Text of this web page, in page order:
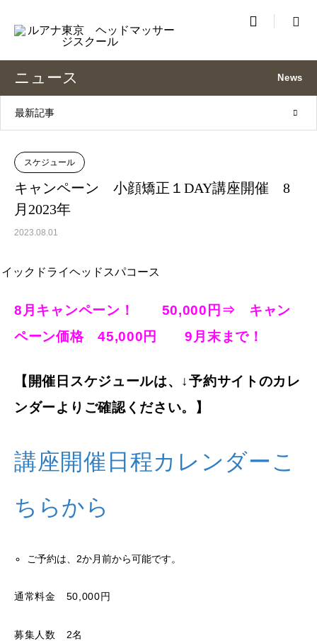

ニュース News
最新記事
スケジュール
キャンペーン 小顔矯正１DAY講座開催 8
月2023年
2023.08.01
8月キャンペーン！ 50,000円⇒ キャン
ペーン価格 45,000円 9月末まで！
【開催日スケジュールは、↓予約サイトのカレ
ンダーよりご確認ください。】
講座開催日程カレンダーこ
ちらから
ご予約は、2か月前から可能です。
通常料金 50,000円
募集人数 2名